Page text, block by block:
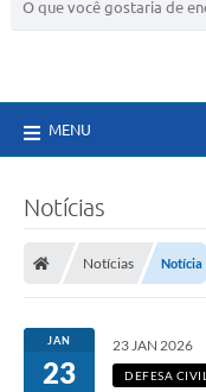
MENU
Notícias
Notícias Notícia
JAN
23
23 JAN 2026
DEFESA CIVIL